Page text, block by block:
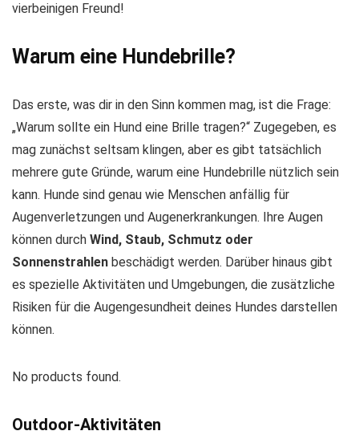
vierbeinigen Freund!
Warum eine Hundebrille?
Das erste, was dir in den Sinn kommen mag, ist die Frage:
„Warum sollte ein Hund eine Brille tragen?“ Zugegeben, es
mag zunächst seltsam klingen, aber es gibt tatsächlich
mehrere gute Gründe, warum eine Hundebrille nützlich sein
kann. Hunde sind genau wie Menschen anfällig für
Augenverletzungen und Augenerkrankungen. Ihre Augen
können durch Wind, Staub, Schmutz oder
Sonnenstrahlen beschädigt werden. Darüber hinaus gibt
es spezielle Aktivitäten und Umgebungen, die zusätzliche
Risiken für die Augengesundheit deines Hundes darstellen
können.
No products found.
Outdoor-Aktivitäten